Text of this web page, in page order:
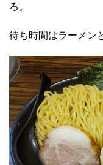
ろ。
待ち時間はラーメン